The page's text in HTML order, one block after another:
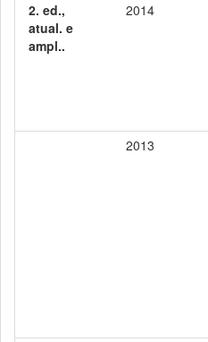
2. ed.,
atual. e
ampl..
2014
2013